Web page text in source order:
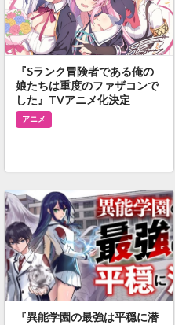
『Sランク冒険者である俺の
娘たちは重度のファザコンで
した』TVアニメ化決定
アニメ
『異能学園の最強は平穏に潜